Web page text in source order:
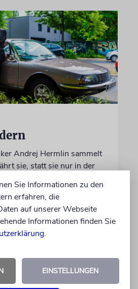
Andrej Hermlin sammelt
sie, statt sie nur in der
Sie Informationen zu den
erfahren, die
auf unserer Webseite
Informationen finden Sie
.
EINSTELLUNGEN